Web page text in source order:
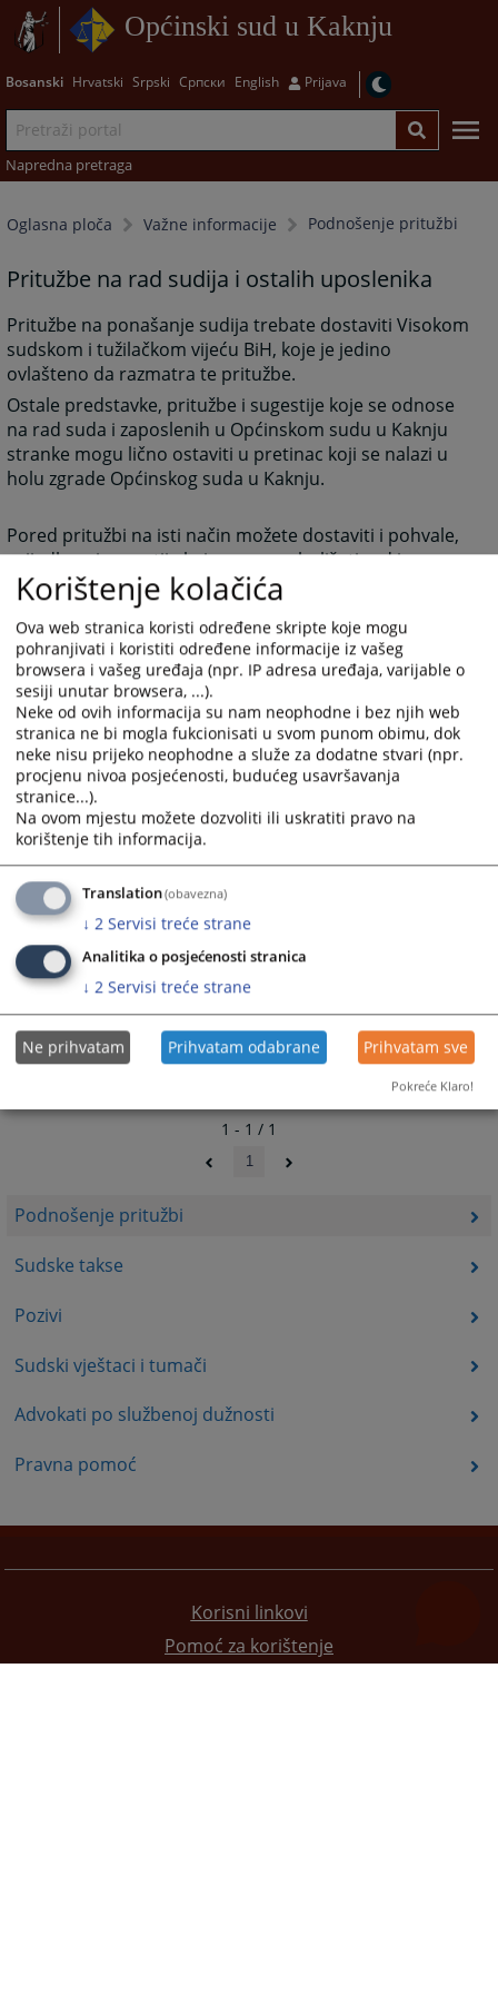
Općinski sud u Kaknju
Bosanski Hrvatski Srpski Српски English Prijava
Napredna pretraga
Oglasna ploča Važne informacije Podnošenje pritužbi
Podnošenje pritužbi
Sudske takse
Pozivi
Sudski vještaci i tumači
Advokati po službenoj dužnosti
Pravna pomoć
Pritužbe na rad sudija i ostalih uposlenika
Pritužbe na ponašanje sudija trebate dostaviti Visokom
sudskom i tužilačkom vijeću BiH, koje je jedino
ovlašteno da razmatra te pritužbe.
Ostale predstavke, pritužbe i sugestije koje se odnose
na rad suda i zaposlenih u Općinskom sudu u Kaknju
stranke mogu lično ostaviti u pretinac koji se nalazi u
holu zgrade Općinskog suda u Kaknju.
Pored pritužbi na isti način možete dostaviti i pohvale,
prijedloge i sugestije koje mogu poboljšati rad i
efikasnost suda.
5318PREGLEDA
1 - 1 / 1
1
Korisni linkovi
Pomoć za korištenje
Korištenje kolačića
Ova web stranica koristi određene skripte koje mogu
pohranjivati i koristiti određene informacije iz vašeg
browsera i vašeg uređaja (npr. IP adresa uređaja, varijable o
sesiji unutar browsera, ...).
Neke od ovih informacija su nam neophodne i bez njih web
stranica ne bi mogla fukcionisati u svom punom obimu, dok
neke nisu prijeko neophodne a služe za dodatne stvari (npr.
procjenu nivoa posjećenosti, budućeg usavršavanja
stranice...).
Na ovom mjestu možete dozvoliti ili uskratiti pravo na
korištenje tih informacija.
Translation(obavezna)
↓ 2 Servisi treće strane
Analitika o posjećenosti stranica
↓ 2 Servisi treće strane
Ne prihvatam Prihvatam odabrane Prihvatam sve
Pokreće Klaro!